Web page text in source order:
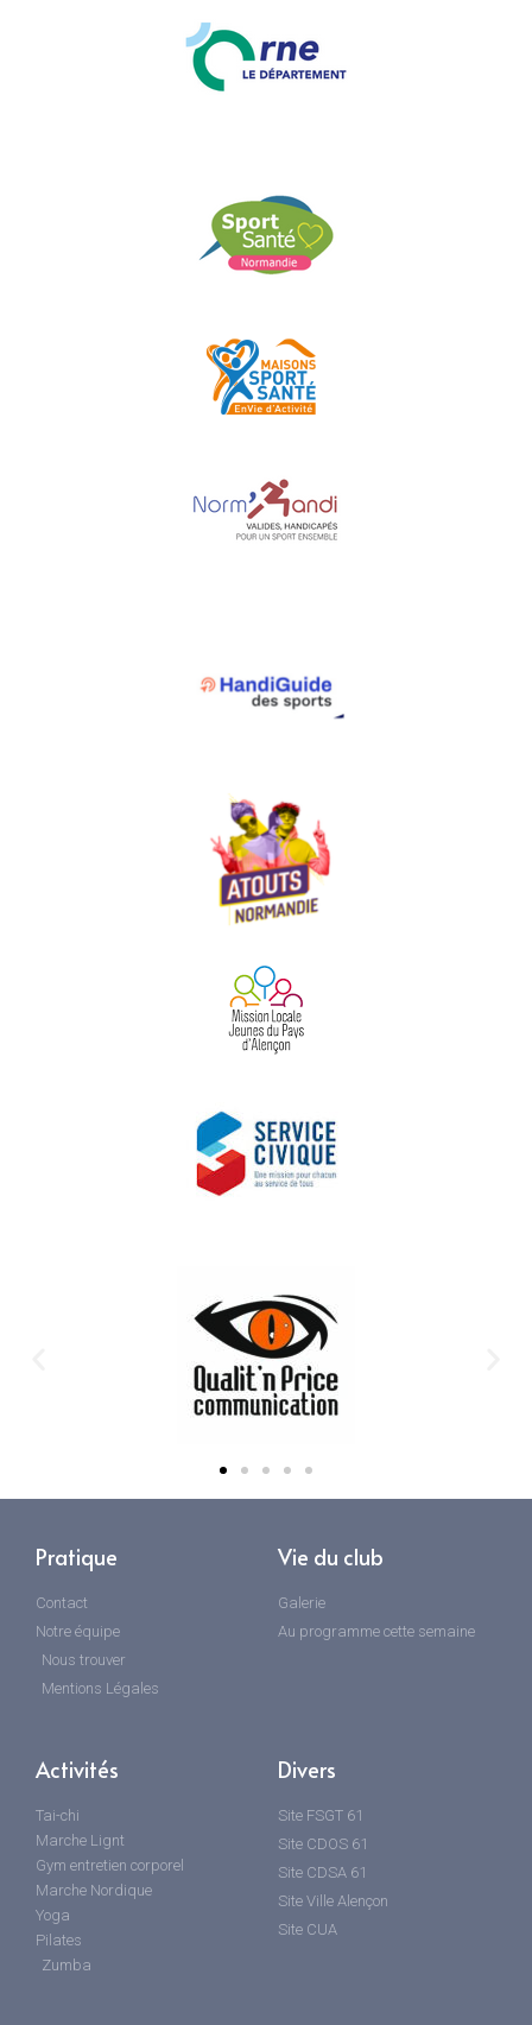
Pratique
Contact
Notre équipe
Nous trouver
Mentions Légales
Vie du club
Galerie
Au programme cette semaine
Activités
Tai-chi
Marche Lignt
Gym entretien corporel
Marche Nordique
Yoga
Pilates
Zumba
Divers
Site FSGT 61
Site CDOS 61
Site CDSA 61
Site Ville Alençon
Site CUA